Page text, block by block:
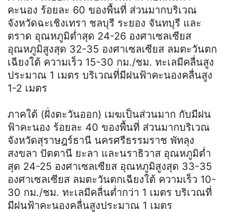
คะนอง ร้อยละ 60 ของพื้นที่ ส่วนมากบริเวณ
จังหวัดฉะเชิงเทรา ชลบุรี ระยอง จันทบุรี และ
ตราด อุณหภูมิต่ำสุด 24-26 องศาเซลเซียส
อุณหภูมิสูงสุด 32-35 องศาเซลเซียส ลมตะวันตก
เฉียงใต้ ความเร็ว 15-30 กม./ชม. ทะเลมีคลื่นสูง
ประมาณ 1 เมตร บริเวณที่มีฝนฟ้าคะนองคลื่นสูง
1-2 เมตร
ภาคใต้ (ฝั่งตะวันออก) เมฆเป็นส่วนมาก กับมีฝน
ฟ้าคะนอง ร้อยละ 40 ของพื้นที่ ส่วนมากบริเวณ
จังหวัดสุราษฎร์ธานี นครศรีธรรมราช พัทลุง
สงขลา ปัตตานี ยะลา และนราธิวาส อุณหภูมิต่ำ
สุด 24-25 องศาเซลเซียส อุณหภูมิสูงสุด 33-35
องศาเซลเซียส ลมตะวันตกเฉียงใต้ ความเร็ว 10-
30 กม./ชม. ทะเลมีคลื่นต่ำกว่า 1 เมตร บริเวณที่
มีฝนฟ้าคะนองคลื่นสูงประมาณ 1 เมตร